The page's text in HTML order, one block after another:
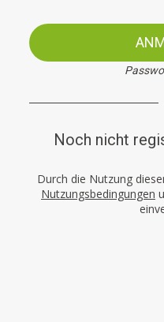
Noch nicht
Durch die Nutzung
Nutzungsbedingungen